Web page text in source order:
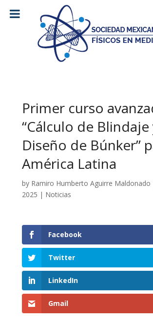
Primer curso
“Cálculo de Blindaje
Diseño de Búnker”
América Latina
by Ramiro Humberto Aguirre Maldonado
2025 | Noticias
Facebook
Twitter
LinkedIn
Gmail